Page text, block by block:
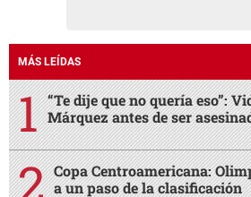
MÁS LEÍDAS
“Te dije que no quería eso”:
Márquez antes de ser
Copa Centroamericana:
a un paso de la clasificación